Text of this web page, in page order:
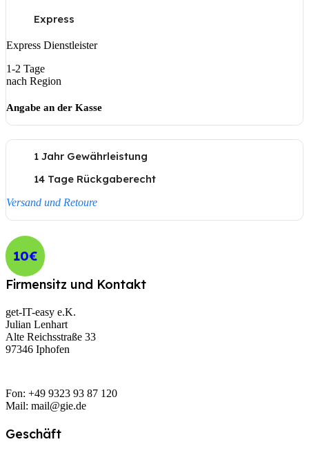
Express
Express Dienstleister
1-2 Tage
nach Region
Angabe an der Kasse
1 Jahr Gewährleistung
14 Tage Rückgaberecht
Versand und Retoure
10€
Firmensitz und Kontakt
get-IT-easy e.K.
Julian Lenhart
Alte Reichsstraße 33
97346 Iphofen
Fon: +49 9323 93 87 120
Mail: mail@gie.de
Geschäft